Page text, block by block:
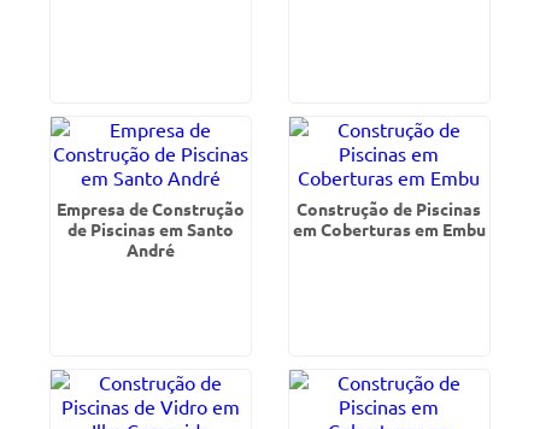
Empresa de Construção
de Piscinas em Santo
André
Construção de Piscinas
em Coberturas em Embu